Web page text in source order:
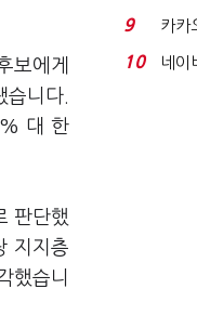
보에게
니다.
대 한
판단했
지지층
했습니
적극
9
카카
10
네